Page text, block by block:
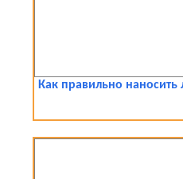
Как правильно наносить